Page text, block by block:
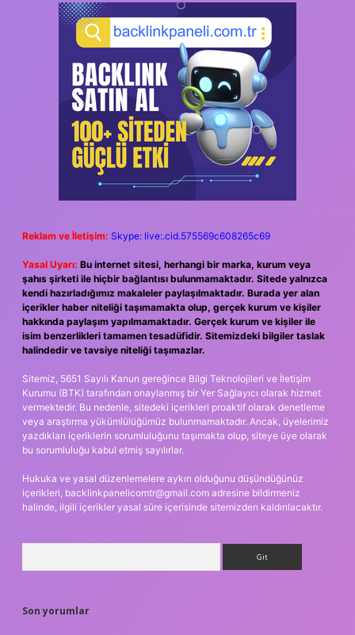
Reklam ve İletişim: Skype: live:.cid.575569c608265c69
Yasal Uyarı: Bu internet sitesi, herhangi bir marka, kurum veya
şahıs şirketi ile hiçbir bağlantısı bulunmamaktadır. Sitede yalnızca
kendi hazırladığımız makaleler paylaşılmaktadır. Burada yer alan
içerikler haber niteliği taşımamakta olup, gerçek kurum ve kişiler
hakkında paylaşım yapılmamaktadır. Gerçek kurum ve kişiler ile
isim benzerlikleri tamamen tesadüfidir. Sitemizdeki bilgiler taslak
halindedir ve tavsiye niteliği taşımazlar.
Sitemiz, 5651 Sayılı Kanun gereğince Bilgi Teknolojileri ve İletişim
Kurumu (BTK) tarafından onaylanmış bir Yer Sağlayıcı olarak hizmet
vermektedir. Bu nedenle, sitedeki içerikleri proaktif olarak denetleme
veya araştırma yükümlülüğümüz bulunmamaktadır. Ancak, üyelerimiz
yazdıkları içeriklerin sorumluluğunu taşımakta olup, siteye üye olarak
bu sorumluluğu kabul etmiş sayılırlar.
Hukuka ve yasal düzenlemelere aykırı olduğunu düşündüğünüz
içerikleri, backlinkpanelicomtr@gmail.com adresine bildirmeniz
halinde, ilgili içerikler yasal süre içerisinde sitemizden kaldırılacaktır.
Son yorumlar